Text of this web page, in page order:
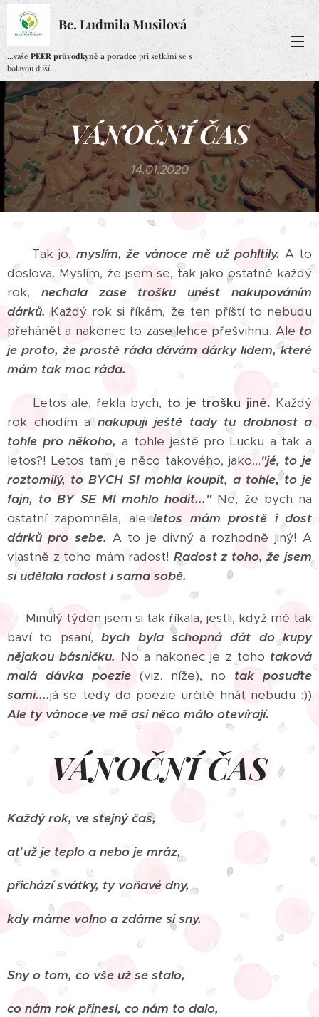
Bc. Ludmila Musilová
...vaše PEER průvodkyně a poradce při setkání se s
bolavou duší...
VÁNOČNÍ ČAS
14.01.2020
Tak jo, myslím, že vánoce mě už pohltily. A to
doslova. Myslím, že jsem se, tak jako ostatně každý
rok, nechala zase trošku unést nakupováním
dárků. Každý rok si říkám, že ten příští to nebudu
přehánět a nakonec to zase lehce přešvihnu. Ale to
je proto, že prostě ráda dávám dárky lidem, které
mám tak moc ráda.
Letos ale, řekla bych, to je trošku jiné. Každý
rok chodím anakupuji ještě tady tu drobnost a
tohle pro někoho, a tohle ještě pro Lucku a tak a
letos?! Letos tam je něco takového, jako..."jé, to je
roztomilý, to BYCH SI mohla koupit, a tohle, to je
fajn, to BY SE MI mohlo hodit..."Ne, že bych na
ostatní zapomněla, aleletos mám prostě i dost
dárků pro sebe. A to je divný a rozhodně jiný! A
vlastně z toho mám radost! Radost z toho, že jsem
si udělala radost i sama sobě.
Minulý týden jsem si tak říkala, jestli, když mě tak
baví to psaní,bych byla schopná dát do kupy
nějakou básničku. No a nakonec je z toho taková
malá dávka poezie (viz. níže), no tak posuďte
sami....já se tedy do poezie určitě hnát nebudu :))
Ale ty vánoce ve mě asi něco málo otevírají.
VÁNOČNÍ ČAS
Každý rok, ve stejný čas,
ať už je teplo a nebo je mráz,
přichází svátky, ty voňavé dny,
kdy máme volno a zdáme si sny.
Sny o tom, co vše už se stalo,
co nám rok přinesl, co nám to dalo,